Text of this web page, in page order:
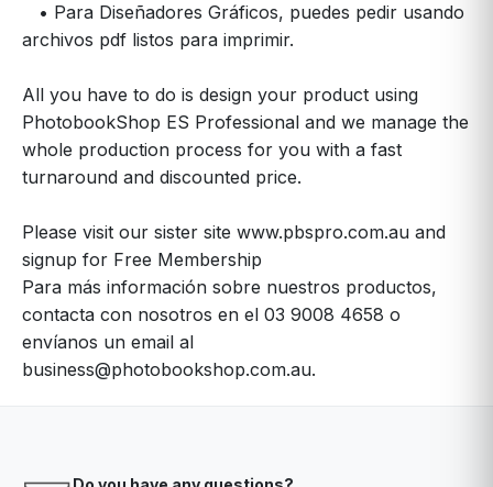
• Para Diseñadores Gráficos, puedes pedir usando
archivos pdf listos para imprimir.
All you have to do is design your product using
PhotobookShop ES Professional and we manage the
whole production process for you with a fast
turnaround and discounted price.
Please visit our sister site www.pbspro.com.au and
signup for Free Membership
Para más información sobre nuestros productos,
contacta con nosotros en el 03 9008 4658 o
envíanos un email al
business@photobookshop.com.au.